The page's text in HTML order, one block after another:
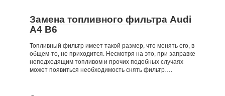
Замена топливного фильтра Audi
A4 B6
Топливный фильтр имеет такой размер, что менять его, в
общем-то, не приходится. Несмотря на это, при заправке
неподходящим топливом и прочих подобных случаях
может появиться необходимость снять фильтр….